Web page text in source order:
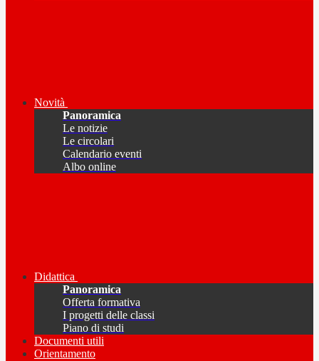
Novità
Panoramica
Le notizie
Le circolari
Calendario eventi
Albo online
Didattica
Panoramica
Offerta formativa
I progetti delle classi
Piano di studi
Documenti utili
Orientamento